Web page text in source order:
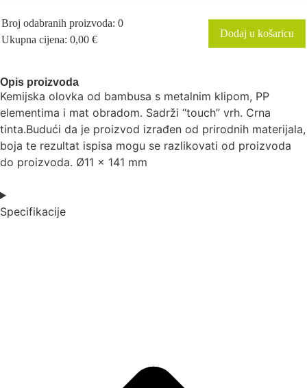
Broj odabranih proizvoda: 0
Ukupna cijena: 0,00 €
Total
$0.00
Dodaj u košaricu
Opis proizvoda
Kemijska olovka od bambusa s metalnim klipom, PP
elementima i mat obradom. Sadrži “touch” vrh. Crna
tinta.Budući da je proizvod izrađen od prirodnih materijala,
boja te rezultat ispisa mogu se razlikovati od proizvoda
do proizvoda. Ø11 x 141 mm
Specifikacije